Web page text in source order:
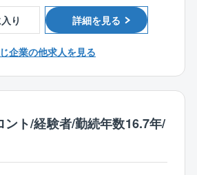
度を担当します。
力】
当役員の承認が必要、理事会や総
は12時半出社などの工夫をし、長
環境を整えてます。
り 詳細を見る
企業の他求人を見る
ント/経験者/勤続年数16.7年/